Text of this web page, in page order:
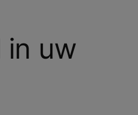
in uw